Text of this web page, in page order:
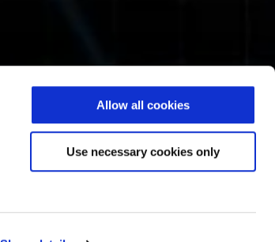
Allow all cookies
Use necessary cookies only